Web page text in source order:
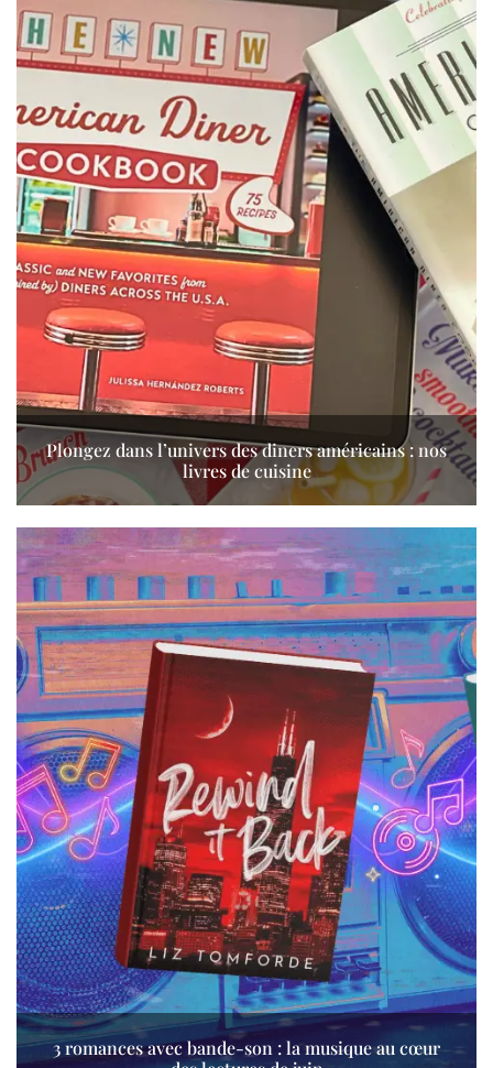
Plongez dans l’univers des diners américains : nos
livres de cuisine
3 romances avec bande-son : la musique au cœur